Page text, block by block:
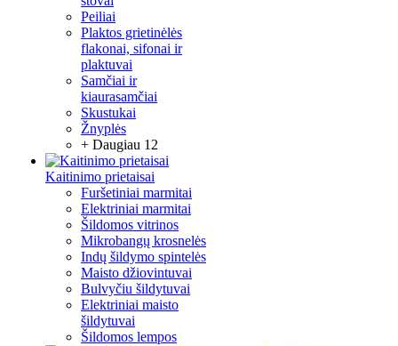
Peiliai
Plaktos grietinėlės
flakonai, sifonai ir
plaktuvai
Samčiai ir
kiaurasamčiai
Skustukai
Žnyplės
+ Daugiau 12
Kaitinimo prietaisai
Furšetiniai marmitai
Elektriniai marmitai
Šildomos vitrinos
Mikrobangų krosnelės
Indų šildymo spintelės
Maisto džiovintuvai
Bulvyčiu šildytuvai
Elektriniai maisto
šildytuvai
Šildomos lempos